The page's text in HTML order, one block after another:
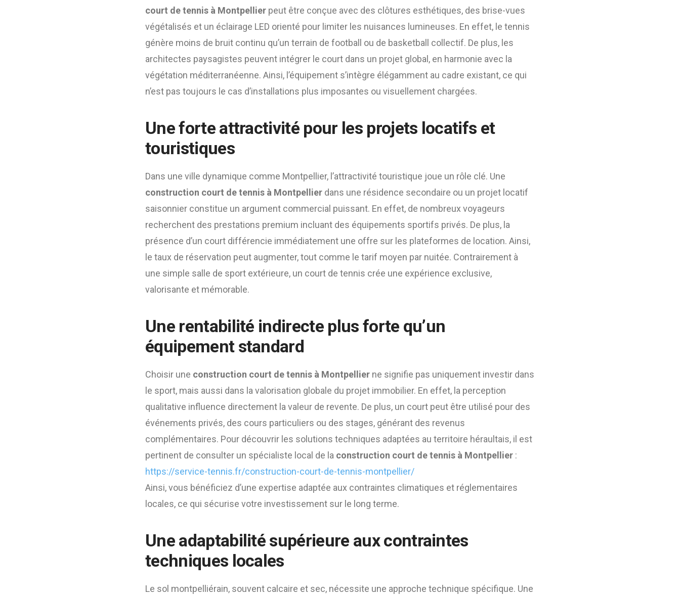
court de tennis à Montpellier peut être conçue avec des clôtures esthétiques, des brise-vues
végétalisés et un éclairage LED orienté pour limiter les nuisances lumineuses. En effet, le tennis
génère moins de bruit continu qu’un terrain de football ou de basketball collectif. De plus, les
architectes paysagistes peuvent intégrer le court dans un projet global, en harmonie avec la
végétation méditerranéenne. Ainsi, l’équipement s’intègre élégamment au cadre existant, ce qui
n’est pas toujours le cas d’installations plus imposantes ou visuellement chargées.
Une forte attractivité pour les projets locatifs et
touristiques
Dans une ville dynamique comme Montpellier, l’attractivité touristique joue un rôle clé. Une
construction court de tennis à Montpellier dans une résidence secondaire ou un projet locatif
saisonnier constitue un argument commercial puissant. En effet, de nombreux voyageurs
recherchent des prestations premium incluant des équipements sportifs privés. De plus, la
présence d’un court différencie immédiatement une offre sur les plateformes de location. Ainsi,
le taux de réservation peut augmenter, tout comme le tarif moyen par nuitée. Contrairement à
une simple salle de sport extérieure, un court de tennis crée une expérience exclusive,
valorisante et mémorable.
Une rentabilité indirecte plus forte qu’un
équipement standard
Choisir une construction court de tennis à Montpellier ne signifie pas uniquement investir dans
le sport, mais aussi dans la valorisation globale du projet immobilier. En effet, la perception
qualitative influence directement la valeur de revente. De plus, un court peut être utilisé pour des
événements privés, des cours particuliers ou des stages, générant des revenus
complémentaires. Pour découvrir les solutions techniques adaptées au territoire héraultais, il est
pertinent de consulter un spécialiste local de la construction court de tennis à Montpellier :
https://service-tennis.fr/construction-court-de-tennis-montpellier/
Ainsi, vous bénéficiez d’une expertise adaptée aux contraintes climatiques et réglementaires
locales, ce qui sécurise votre investissement sur le long terme.
Une adaptabilité supérieure aux contraintes
techniques locales
Le sol montpelliérain, souvent calcaire et sec, nécessite une approche technique spécifique. Une